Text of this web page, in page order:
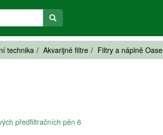
technika Akvarijné filtre Filtry a náplně Oase
předfiltračních pěn 6